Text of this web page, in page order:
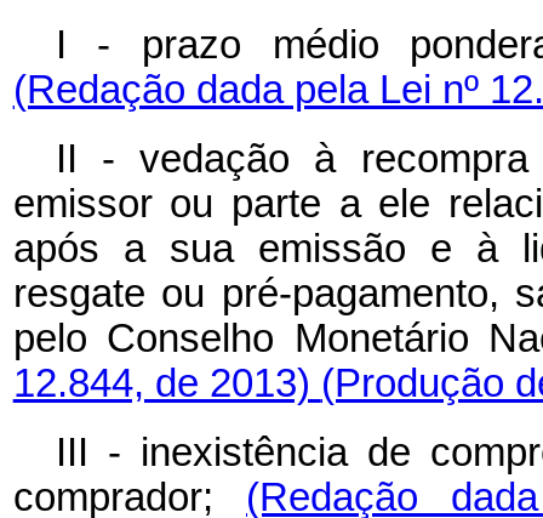
I - prazo médio
(Redação dada pela Lei nº
II - vedação à
emissor ou parte a ele
após a sua emissão e à
resgate ou pré-pagamento,
pelo Conselho Monetário
12.844, de 2013) (Produção
III - inexistência de
comprador; (Redação